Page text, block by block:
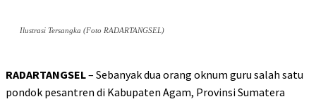
Ilustrasi Tersangka (Foto RADARTANGSEL)
RADARTANGSEL– Sebanyak dua orang oknum guru salah satu
pondok pesantren di Kabupaten Agam, Provinsi Sumatera